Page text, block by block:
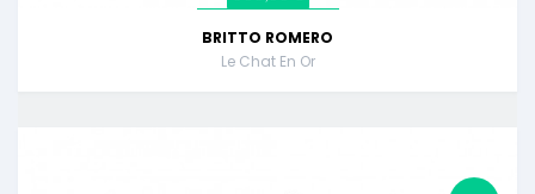
BRITTO ROMERO
Le Chat En Or